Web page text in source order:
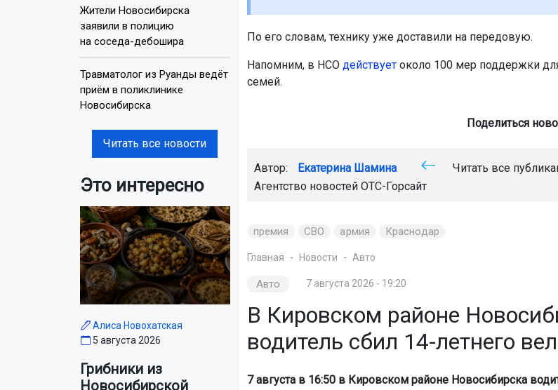
Жители Новосибирска
заявили в полицию
на соседа-дебошира
Травматолог из Руанды ведёт
приём в поликлинике
Новосибирска
Читать все новости
Это интересно
Алиса Новохатская
5 августа 2026
Грибники из
Новосибирской
По его словам, технику уже доставили на передовую.
Напомним, в НСО действуетоколо 100 мер поддержки
семей.
Поделиться
Автор: Екатерина Шамина
Читать все
Агентство новостей ОТС-Горсайт
премия СВО армия Краснодар
Главная Новости Авто
Авто 7 августа 2026 - 19:20
В Кировском районе
водитель сбил 14-летнего
7 августа в 16:50 в Кировском районе Новосибирска